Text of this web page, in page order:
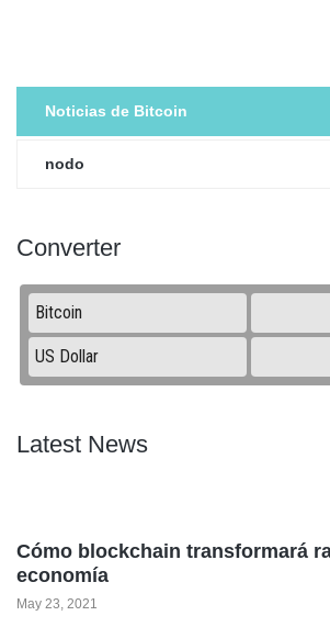
Noticias de Bitcoin
nodo
Converter
Latest News
Cómo blockchain transformará
economía
May 23, 2021